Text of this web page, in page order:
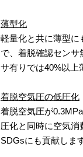
薄型化
軽量化と共に薄型に
で、着脱確認センサ
サ有りでは40%以上
着脱空気圧の低圧化
着脱空気圧が
圧化と同時に空気消
SDGsにも貢献します